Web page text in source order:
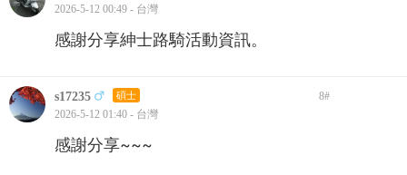
2026-5-12 00:49 - 台灣
感謝分享紳士路騎活動資訊。
s17235 碩士 8#
2026-5-12 01:40 - 台灣
感謝分享~~~